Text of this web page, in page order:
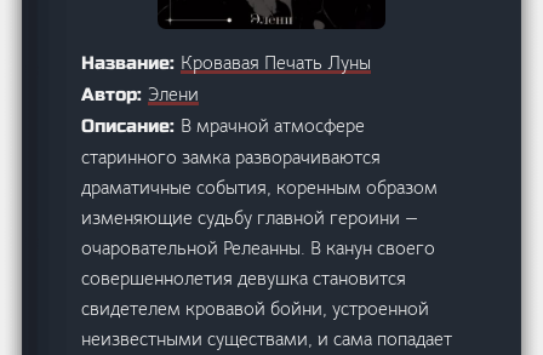
Название: Кровавая Печать Луны
Автор: Элени
Описание: В мрачной атмосфере
старинного замка разворачиваются
драматичные события, коренным образом
изменяющие судьбу главной героини —
очаровательной Релеанны. В канун своего
совершеннолетия девушка становится
свидетелем кровавой бойни, устроенной
неизвестными существами, и сама попадает